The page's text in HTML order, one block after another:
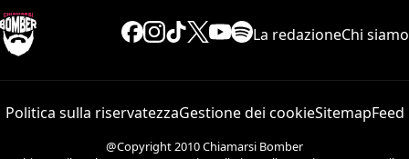
La redazioneChi siamo
Politica sulla riservatezzaGestione dei cookieSitemapFeed
@Copyright 2010 Chiamarsi Bomber